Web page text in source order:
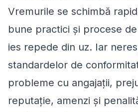
Vremurile se schimbă
bune practici și procese
ies repede din uz. Iar
standardelor de
probleme cu angajații,
reputație, amenzi și